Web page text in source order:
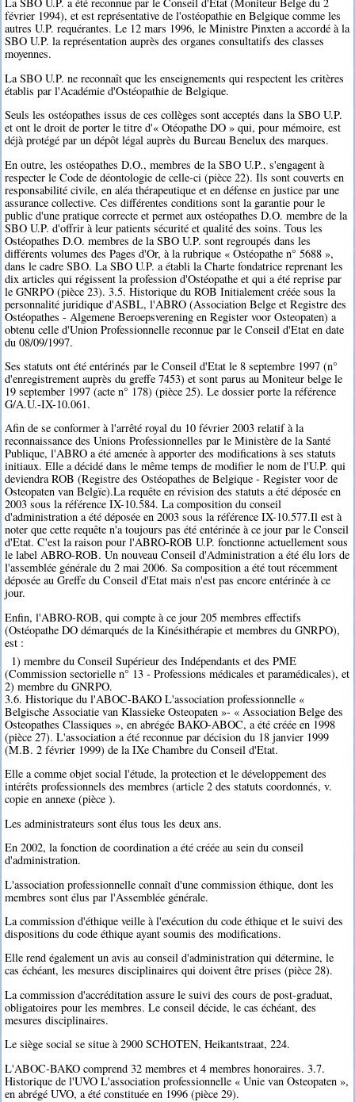
La SBO U.P. a été reconnue par le Conseil d'Etat (Moniteur Belge du 2
février 1994), et est représentative de l'ostéopathie en Belgique comme les
autres U.P. requérantes. Le 12 mars 1996, le Ministre Pinxten a accordé à la
SBO U.P. la représentation auprès des organes consultatifs des classes
moyennes.
La SBO U.P. ne reconnaît que les enseignements qui respectent les critères
établis par l'Académie d'Ostéopathie de Belgique.
Seuls les ostéopathes issus de ces collèges sont acceptés dans la SBO U.P.
et ont le droit de porter le titre d'« Otéopathe DO » qui, pour mémoire, est
déjà protégé par un dépôt légal auprès du Bureau Benelux des marques.
En outre, les ostéopathes D.O., membres de la SBO U.P., s'engagent à
respecter le Code de déontologie de celle-ci (pièce 22). Ils sont couverts en
responsabilité civile, en aléa thérapeutique et en défense en justice par une
assurance collective. Ces différentes conditions sont la garantie pour le
public d'une pratique correcte et permet aux ostéopathes D.O. membre de la
SBO U.P. d'offrir à leur patients sécurité et qualité des soins. Tous les
Ostéopathes D.O. membres de la SBO U.P. sont regroupés dans les
différents volumes des Pages d'Or, à la rubrique « Ostéopathe n° 5688 »,
dans le cadre SBO. La SBO U.P. a établi la Charte fondatrice reprenant les
dix articles qui régissent la profession d'Ostéopathe et qui a été reprise par
le GNRPO (pièce 23). 3.5. Historique du ROB Initialement créée sous la
personnalité juridique d'ASBL, l'ABRO (Association Belge et Registre des
Ostéopathes - Algemene Beroepsverening en Register voor Osteopaten) a
obtenu celle d'Union Professionnelle reconnue par le Conseil d'Etat en date
du 08/09/1997.
Ses statuts ont été entérinés par le Conseil d'Etat le 8 septembre 1997 (n°
d'enregistrement auprès du greffe 7453) et sont parus au Moniteur belge le
19 september 1997 (acte n° 178) (pièce 25). Le dossier porte la référence
G/A.U.-IX-10.061.
Afin de se conformer à l'arrêté royal du 10 février 2003 relatif à la
reconnaissance des Unions Professionnelles par le Ministère de la Santé
Publique, l'ABRO a été amenée à apporter des modifications à ses statuts
initiaux. Elle a décidé dans le même temps de modifier le nom de l'U.P. qui
deviendra ROB (Registre des Ostéopathes de Belgique - Register voor de
Osteopaten van Belgïe).La requête en révision des statuts a été déposée en
2003 sous la référence IX-10.584. La composition du conseil
d'administration a été déposée en 2003 sous la référence IX-10.577.Il est à
noter que cette requête n'a toujours pas été entérinée à ce jour par le Conseil
d'Etat. C'est la raison pour l'ABRO-ROB U.P. fonctionne actuellement sous
le label ABRO-ROB. Un nouveau Conseil d'Administration a été élu lors de
l'assemblée générale du 2 mai 2006. Sa composition a été tout récemment
déposée au Greffe du Conseil d'Etat mais n'est pas encore entérinée à ce
jour.
Enfin, l'ABRO-ROB, qui compte à ce jour 205 membres effectifs
(Ostéopathe DO démarqués de la Kinésithérapie et membres du GNRPO),
est :
1) membre du Conseil Supérieur des Indépendants et des PME
(Commission sectorielle n° 13 - Professions médicales et paramédicales), et
2) membre du GNRPO.
3.6. Historique du l'ABOC-BAKO L'association professionnelle «
Belgische Associatie van Klassieke Osteopaten »- « Association Belge des
Osteopathes Classiques », en abrégée BAKO-ABOC, a été créée en 1998
(pièce 27). L'association a été reconnue par décision du 18 janvier 1999
(M.B. 2 février 1999) de la IXe Chambre du Conseil d'Etat.
Elle a comme objet social l'étude, la protection et le développement des
intérêts professionnels des membres (article 2 des statuts coordonnés, v.
copie en annexe (pièce ).
Les administrateurs sont élus tous les deux ans.
En 2002, la fonction de coordination a été créée au sein du conseil
d'administration.
L'association professionnelle connaît d'une commission éthique, dont les
membres sont élus par l'Assemblée générale.
La commission d'éthique veille à l'exécution du code éthique et le suivi des
dispositions du code éthique ayant soumis des modifications.
Elle rend également un avis au conseil d'administration qui détermine, le
cas échéant, les mesures disciplinaires qui doivent être prises (pièce 28).
La commission d'accréditation assure le suivi des cours de post-graduat,
obligatoires pour les membres. Le conseil décide, le cas échéant, des
mesures disciplinaires.
Le siège social se situe à 2900 SCHOTEN, Heikantstraat, 224.
L'ABOC-BAKO comprend 32 membres et 4 membres honoraires. 3.7.
Historique de l'UVO L'association professionnelle « Unie van Osteopaten »,
en abrégé UVO, a été constituée en 1996 (pièce 29).